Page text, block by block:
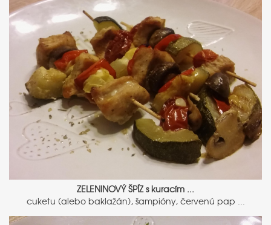
ZELENINOVÝ ŠPÍZ s kuracím ...
cuketu (alebo baklažán), šampióny, červenú pap ...